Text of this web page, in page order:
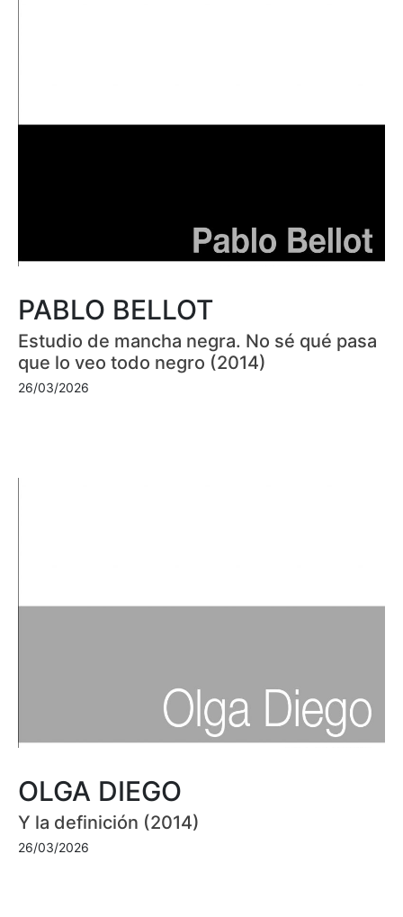
PABLO BELLOT
Estudio de mancha negra. No sé qué pasa
que lo veo todo negro (2014)
26/03/2026
OLGA DIEGO
Y la definición (2014)
26/03/2026